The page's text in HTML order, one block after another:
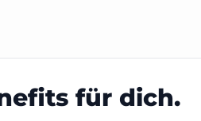
für dich.